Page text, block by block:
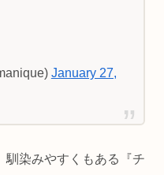
January 27,
馴染みやすくもある『チ